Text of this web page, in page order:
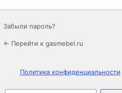
Забыли пароль?
← Перейти к gasmebel.ru
Политика конфиденциальности